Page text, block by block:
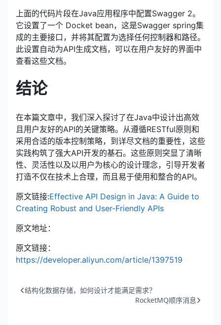
上面的代码片段在Java应用程序中配置Swagger 2。
它设置了一个 Docket bean，这是Swagger spring集
成的主要接口，并将其配置为选择任何控制器和路径。
此设置自动为API生成文档，可以在用户友好的界面中
查看这些文档。
结论
在本篇文章中，我们深入探讨了在Java中设计出高效
且用户友好的API的关键策略。从遵循RESTful原则和
采用合适的版本控制策略，到详尽文档的重要性，这些
实践构筑了强大API开发的基石。这些原则突显了清晰
性、灵活性以及以用户为核心的设计理念，引导开发者
打造不仅在技术上合理，而且易于使用和整合的API。
原文链接:Effective API Design in Java: A Guide to
Creating Robust and User-Friendly APIs
原文地址：
原文链接：
https://developer.aliyun.com/article/1397519
结构化数据存储，如何设计才能满足需求？
RocketMQ顺序消息